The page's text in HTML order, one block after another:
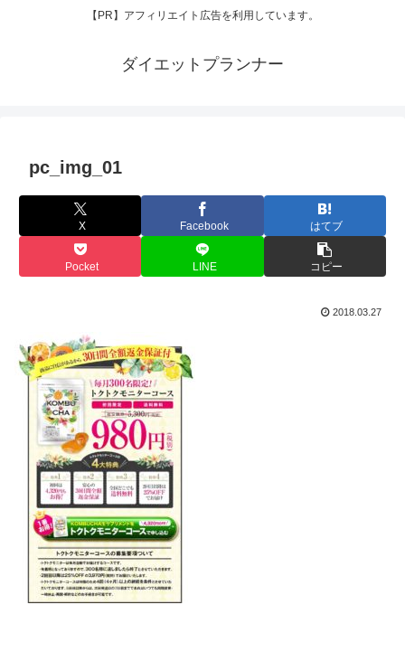
【PR】アフィリエイト広告を利用しています。
ダイエットプランナー
pc_img_01
X Facebook はてブ
Pocket LINE コピー
2018.03.27